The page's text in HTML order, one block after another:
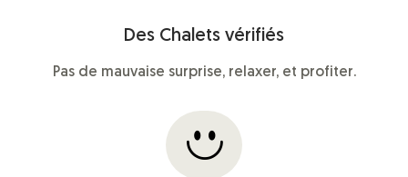
Des Chalets vérifiés
Pas de mauvaise surprise, relaxer, et profiter.